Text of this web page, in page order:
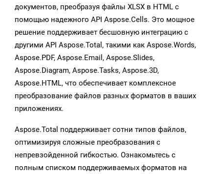
документов, преобразуя файлы XLSX в HTML с
помощью надежного API Aspose.Cells. Это мощное
решение поддерживает бесшовную интеграцию с
другими API Aspose.Total, такими как Aspose.Words,
Aspose.PDF, Aspose.Email, Aspose.Slides,
Aspose.Diagram, Aspose.Tasks, Aspose.3D,
Aspose.HTML, что обеспечивает комплексное
преобразование файлов разных форматов в ваших
приложениях.
Aspose.Total поддерживает сотни типов файлов,
оптимизируя сложные преобразования с
непревзойденной гибкостью. Ознакомьтесь с
полным списком поддерживаемых форматов на